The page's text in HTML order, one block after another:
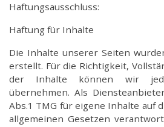
Haftungsausschluss:
Haftung für Inhalte
Die Inhalte unserer Seiten
erstellt. Für die Richtigkeit,
der Inhalte können wir
übernehmen. Als
Abs.1 TMG für eigene Inhalte auf
allgemeinen Gesetzen